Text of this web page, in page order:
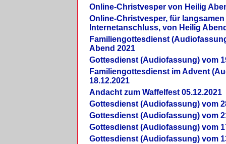
Online-Christvesper von Heilig
Online-Christvesper, für langsamen
Internetanschluss, von Heilig
Familiengottesdienst
Abend 2021
Gottesdienst (Audiofassung) vom
Familiengottesdienst im Advent
18.12.2021
Andacht zum Waffelfest 05.12.2021
Gottesdienst (Audiofassung) vom
Gottesdienst (Audiofassung) vom
Gottesdienst (Audiofassung) vom
Gottesdienst (Audiofassung) vom